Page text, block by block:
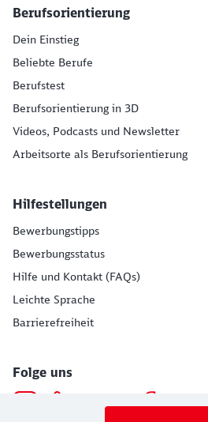
Berufsorientierung
Dein Einstieg
Beliebte Berufe
Berufstest
Berufsorientierung in 3D
Videos, Podcasts und Newsletter
Arbeitsorte als Berufsorientierung
Hilfestellungen
Bewerbungstipps
Bewerbungsstatus
Hilfe und Kontakt (FAQs)
Leichte Sprache
Barrierefreiheit
Folge uns